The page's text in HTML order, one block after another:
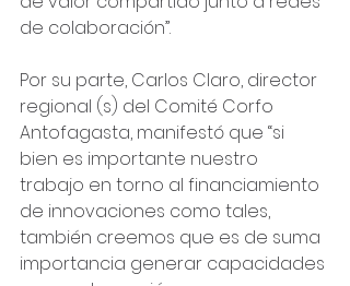
de colaboración”.
Por su parte, Carlos Claro, director
regional (s) del Comité Corfo
Antofagasta, manifestó que “si
bien es importante nuestro
trabajo en torno al financiamiento
de innovaciones como tales,
también creemos que es de suma
importancia generar capacidades